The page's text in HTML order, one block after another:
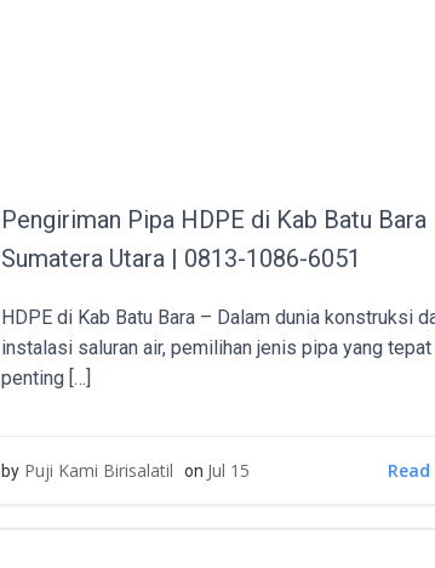
Pengiriman Pipa HDPE di Kab Batu
Sumatera Utara | 0813-1086-6051
HDPE di Kab Batu Bara – Dalam dunia konstruksi
instalasi saluran air, pemilihan jenis pipa yang
penting […]
by Puji Kami Birisalatil on Jul 15